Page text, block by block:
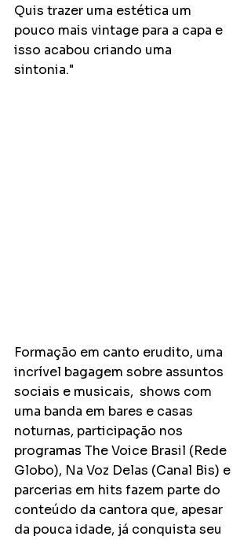
Quis trazer uma estética um
pouco mais vintage para a capa e
isso acabou criando uma
sintonia."
Formação em canto erudito, uma
incrível bagagem sobre assuntos
sociais e musicais,  shows com
uma banda em bares e casas
noturnas, participação nos
programas The Voice Brasil (Rede
Globo), Na Voz Delas (Canal Bis) e
parcerias em hits fazem parte do
conteúdo da cantora que, apesar
da pouca idade, já conquista seu